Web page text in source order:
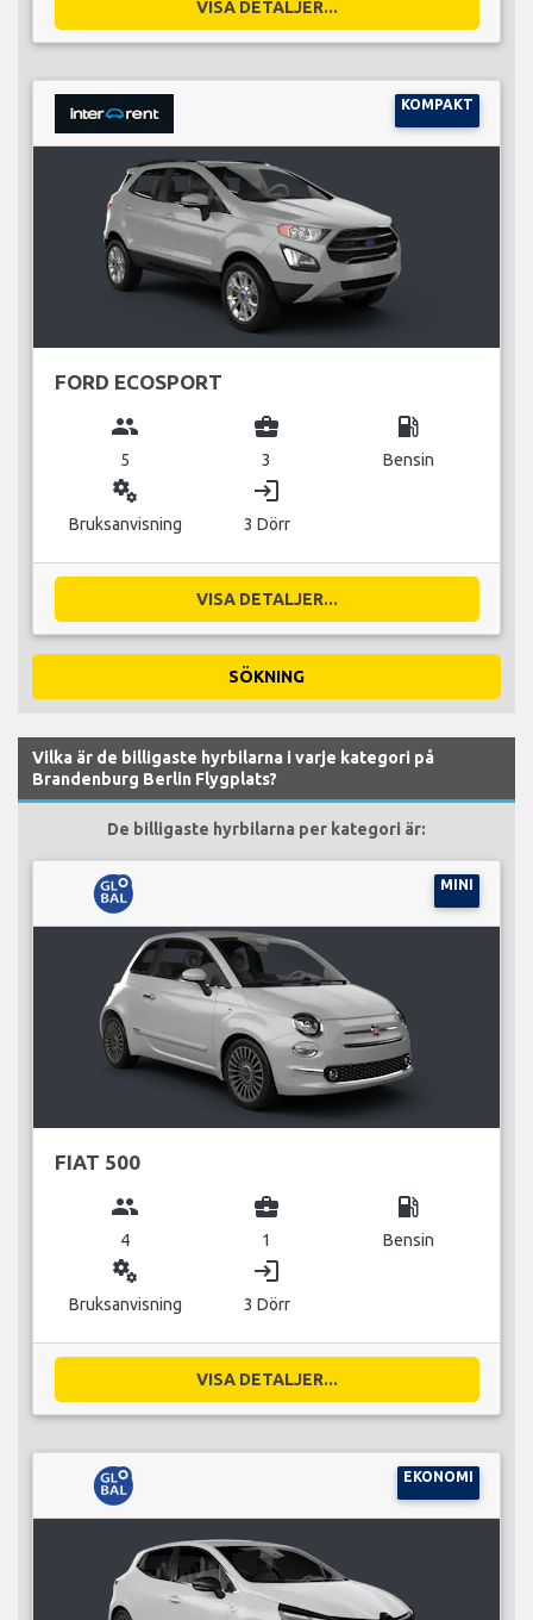
VISA DETALJER...
KOMPAKT
FORD ECOSPORT
group
5
business_center
3
local_gas_station
Bensin
miscellaneous_services
Bruksanvisning
login
3 Dörr
VISA DETALJER...
SÖKNING
Vilka är de billigaste hyrbilarna i varje kategori på
Brandenburg Berlin Flygplats?
De billigaste hyrbilarna per kategori är:
MINI
FIAT 500
group
4
business_center
1
local_gas_station
Bensin
miscellaneous_services
Bruksanvisning
login
3 Dörr
VISA DETALJER...
EKONOMI